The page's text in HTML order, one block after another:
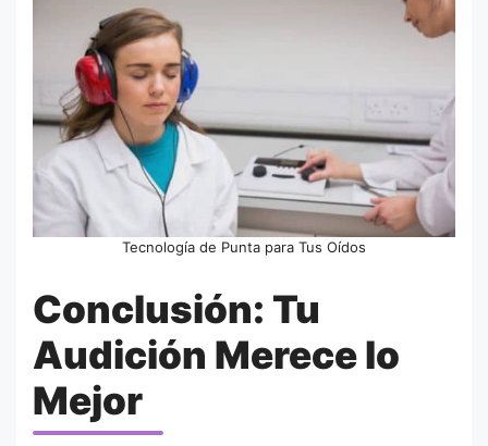
Tecnología de Punta para Tus Oídos
Conclusión: Tu
Audición Merece lo
Mejor